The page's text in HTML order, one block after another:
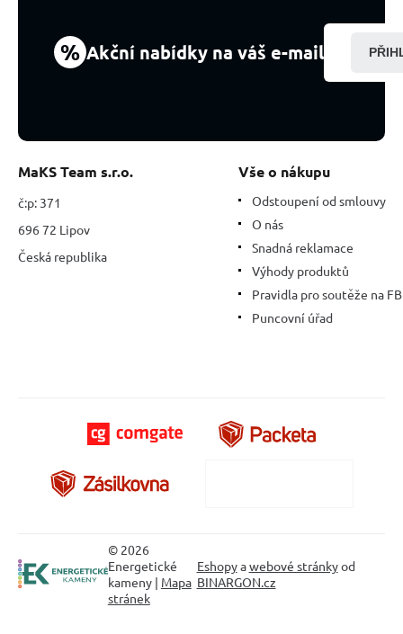
% Akční nabídky na váš e-mail
MaKS Team s.r.o.
č:p: 371
696 72 Lipov
Česká republika
Vše o nákupu
Odstoupení od smlouvy
O nás
Snadná reklamace
Výhody produktů
Pravidla pro soutěže na FB
Puncovní úřad
© 2026
Energetické
kameny | Mapa
stránek
Eshopyawebové stránkyod
BINARGON.cz